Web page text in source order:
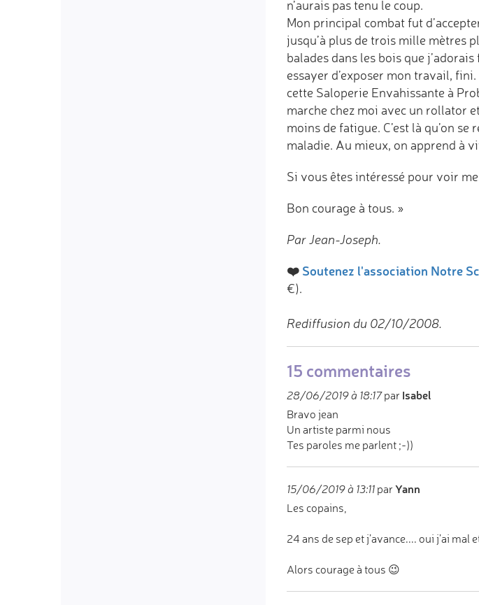
n’aurais pas tenu le coup.
Mon principal combat fut
jusqu’à plus de trois mille mètres
balades dans les bois que
essayer d’exposer mon travail,
cette Saloperie Envahissante à
marche chez moi avec un rollator
moins de fatigue. C’est là qu’on
maladie. Au mieux, on apprend à
Si vous êtes intéressé pour voir
Bon courage à tous. »
Par Jean-Joseph.
❤️ Soutenez l'association Notre
€).
Rediffusion du 02/10/2008.
15 commentaires
28/06/2019 à 18:17par Isabel
Bravo jean
Un artiste parmi nous
Tes paroles me parlent ;-))
15/06/2019 à 13:11par Yann
Les copains,
24 ans de sep et j’avance.... oui j’ai mal
Alors courage à tous 😉